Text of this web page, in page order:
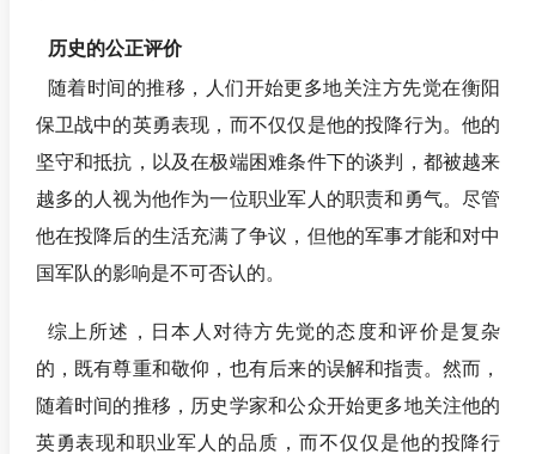
历史的公正评价
随着时间的推移，人们开始更多地关注方先觉在衡阳
保卫战中的英勇表现，而不仅仅是他的投降行为。他的
坚守和抵抗，以及在极端困难条件下的谈判，都被越来
越多的人视为他作为一位职业军人的职责和勇气。尽管
他在投降后的生活充满了争议，但他的军事才能和对中
国军队的影响是不可否认的。
综上所述，日本人对待方先觉的态度和评价是复杂
的，既有尊重和敬仰，也有后来的误解和指责。然而，
随着时间的推移，历史学家和公众开始更多地关注他的
英勇表现和职业军人的品质，而不仅仅是他的投降行